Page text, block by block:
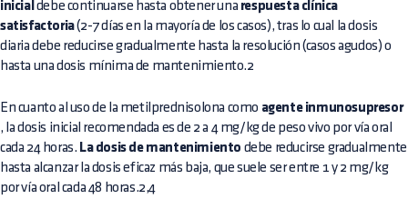
inicial debe continuarse hasta obtener una respuesta clínica
satisfactoria(2-7 días en la mayoría de los casos), tras lo cual la dosis
diaria debe reducirse gradualmente hasta la resolución (casos agudos) o
hasta una dosis mínima de mantenimiento.2
En cuanto al uso de la metilprednisolona como agente inmunosupresor
, la dosis inicial recomendada es de 2 a 4 mg/kg de peso vivo por vía oral
cada 24 horas. La dosis de mantenimiento debe reducirse gradualmente
hasta alcanzar la dosis eficaz más baja, que suele ser entre 1 y 2 mg/kg
por vía oral cada 48 horas.2,4